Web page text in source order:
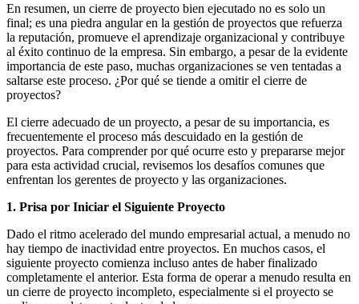
En resumen, un cierre de proyecto bien ejecutado no es solo un
final; es una piedra angular en la gestión de proyectos que refuerza
la reputación, promueve el aprendizaje organizacional y contribuye
al éxito continuo de la empresa. Sin embargo, a pesar de la evidente
importancia de este paso, muchas organizaciones se ven tentadas a
saltarse este proceso. ¿Por qué se tiende a omitir el cierre de
proyectos?
El cierre adecuado de un proyecto, a pesar de su importancia, es
frecuentemente el proceso más descuidado en la gestión de
proyectos. Para comprender por qué ocurre esto y prepararse mejor
para esta actividad crucial, revisemos los desafíos comunes que
enfrentan los gerentes de proyecto y las organizaciones.
1. Prisa por Iniciar el Siguiente Proyecto
Dado el ritmo acelerado del mundo empresarial actual, a menudo no
hay tiempo de inactividad entre proyectos. En muchos casos, el
siguiente proyecto comienza incluso antes de haber finalizado
completamente el anterior. Esta forma de operar a menudo resulta en
un cierre de proyecto incompleto, especialmente si el proyecto se